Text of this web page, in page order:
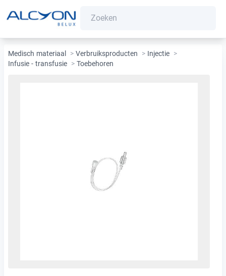
Medisch materiaal > Verbruiksproducten > Injectie >
Infusie - transfusie > Toebehoren